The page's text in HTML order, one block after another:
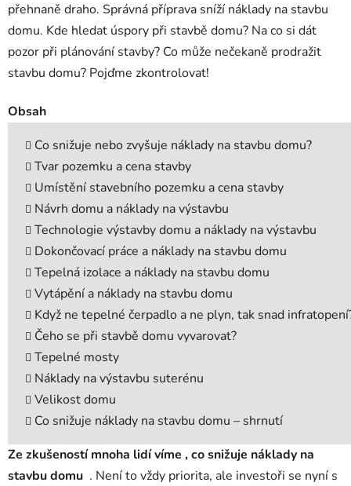
přehnaně draho. Správná příprava sníží náklady na stavbu
domu. Kde hledat úspory při stavbě domu? Na co si dát
pozor při plánování stavby? Co může nečekaně prodražit
stavbu domu? Pojďme zkontrolovat!
Obsah
Co snižuje nebo zvyšuje náklady na stavbu domu?
Tvar pozemku a cena stavby
Umístění stavebního pozemku a cena stavby
Návrh domu a náklady na výstavbu
Technologie výstavby domu a náklady na výstavbu
Dokončovací práce a náklady na stavbu domu
Tepelná izolace a náklady na stavbu domu
Vytápění a náklady na stavbu domu
Když ne tepelné čerpadlo a ne plyn, tak snad
Čeho se při stavbě domu vyvarovat?
Tepelné mosty
Náklady na výstavbu suterénu
Velikost domu
Co snižuje náklady na stavbu domu – shrnutí
Ze zkušeností mnoha lidí víme , co snižuje náklady na
stavbu domu . Není to vždy priorita, ale investoři se nyní s